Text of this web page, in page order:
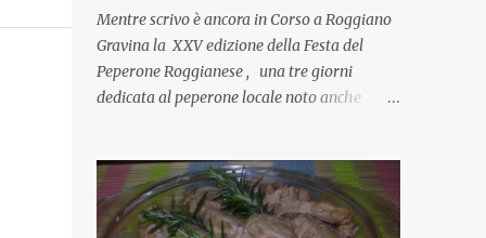
Cuocapercaso : si, è un modo per riunirsi
tutti a fine anno e tirare le somme…
naturalmente mangiando tutti insieme, con
grande convivialità! CoCo : è naturale il cibo,
spesso l’ambiente favorevole per molte belle
opportunità, non trovi? Cuocapercaso : Si,
concordo! …addirittura si dice...
Mentre scrivo è ancora in Corso a Roggiano
Gravina la XXV edizione della Festa del
Peperone Roggianese , una tre giorni
dedicata al peperone locale noto anche
piccante, inserito dal Ministero delle
Politiche Agricole Alimentari e Forestali
nella lista dei Prodotti Agroalimentari